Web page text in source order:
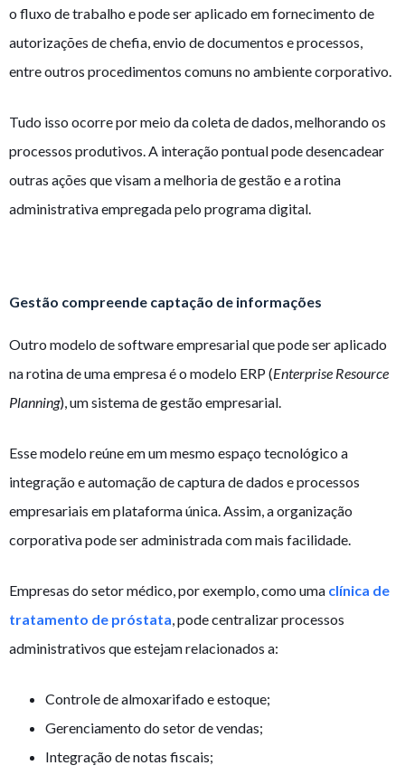
o fluxo de trabalho e pode ser aplicado em fornecimento de
autorizações de chefia, envio de documentos e processos,
entre outros procedimentos comuns no ambiente corporativo.
Tudo isso ocorre por meio da coleta de dados, melhorando os
processos produtivos. A interação pontual pode desencadear
outras ações que visam a melhoria de gestão e a rotina
administrativa empregada pelo programa digital.
Gestão compreende captação de informações
Outro modelo de software empresarial que pode ser aplicado
na rotina de uma empresa é o modelo ERP (Enterprise Resource
Planning), um sistema de gestão empresarial.
Esse modelo reúne em um mesmo espaço tecnológico a
integração e automação de captura de dados e processos
empresariais em plataforma única. Assim, a organização
corporativa pode ser administrada com mais facilidade.
Empresas do setor médico, por exemplo, como uma clínica de
tratamento de próstata, pode centralizar processos
administrativos que estejam relacionados a:
Controle de almoxarifado e estoque;
Gerenciamento do setor de vendas;
Integração de notas fiscais;